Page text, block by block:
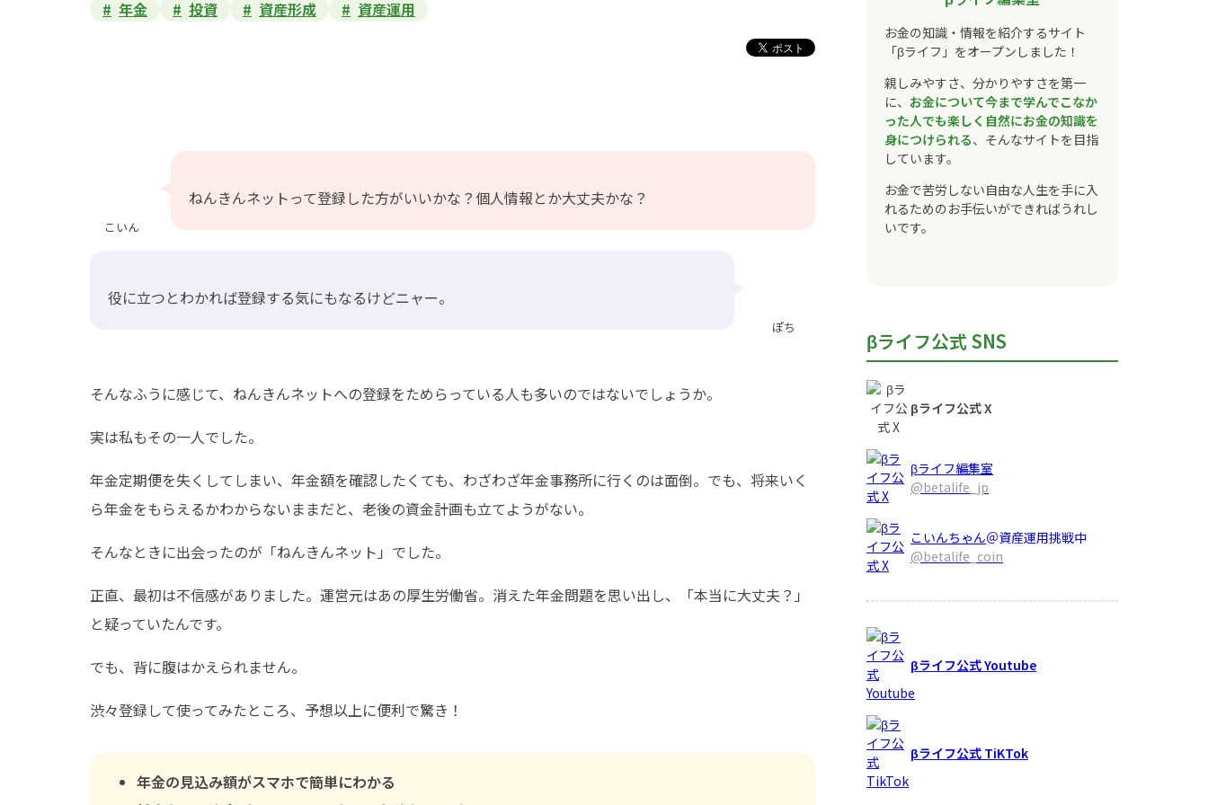
年金 投資 資産形成 資産運用
こいん
ねんきんネットって登録した方がいいかな？個人情報とか大丈夫かな？
ぽち
役に立つとわかれば登録する気にもなるけどニャー。
そんなふうに感じて、ねんきんネットへの登録をためらっている人も多いのではないでしょうか。
実は私もその一人でした。
年金定期便を失くしてしまい、年金額を確認したくても、わざわざ年金事務所に行くのは面倒。でも、将来いく
ら年金をもらえるかわからないままだと、老後の資金計画も立てようがない。
そんなときに出会ったのが「ねんきんネット」でした。
正直、最初は不信感がありました。運営元はあの厚生労働省。消えた年金問題を思い出し、「本当に大丈夫？」
と疑っていたんです。
でも、背に腹はかえられません。
渋々登録して使ってみたところ、予想以上に便利で驚き！
年金の見込み額がスマホで簡単にわかる
お金の知識・情報を紹介するサイト
「βライフ」をオープンしました！
親しみやすさ、分かりやすさを第一
に、 お金について今まで学んでこなか
った人でも楽しく自然にお金の知識を
身につけられる、そんなサイトを目指
しています。
お金で苦労しない自由な人生を手に入
れるためのお手伝いができればうれし
いです。
βライフ公式 SNS
βライフ公式 X
βライフ編集室
@betalife_jp
こいんちゃん＠資産運用挑戦中
@betalife_coin
βライフ公式 Youtube
βライフ公式 TiKTok